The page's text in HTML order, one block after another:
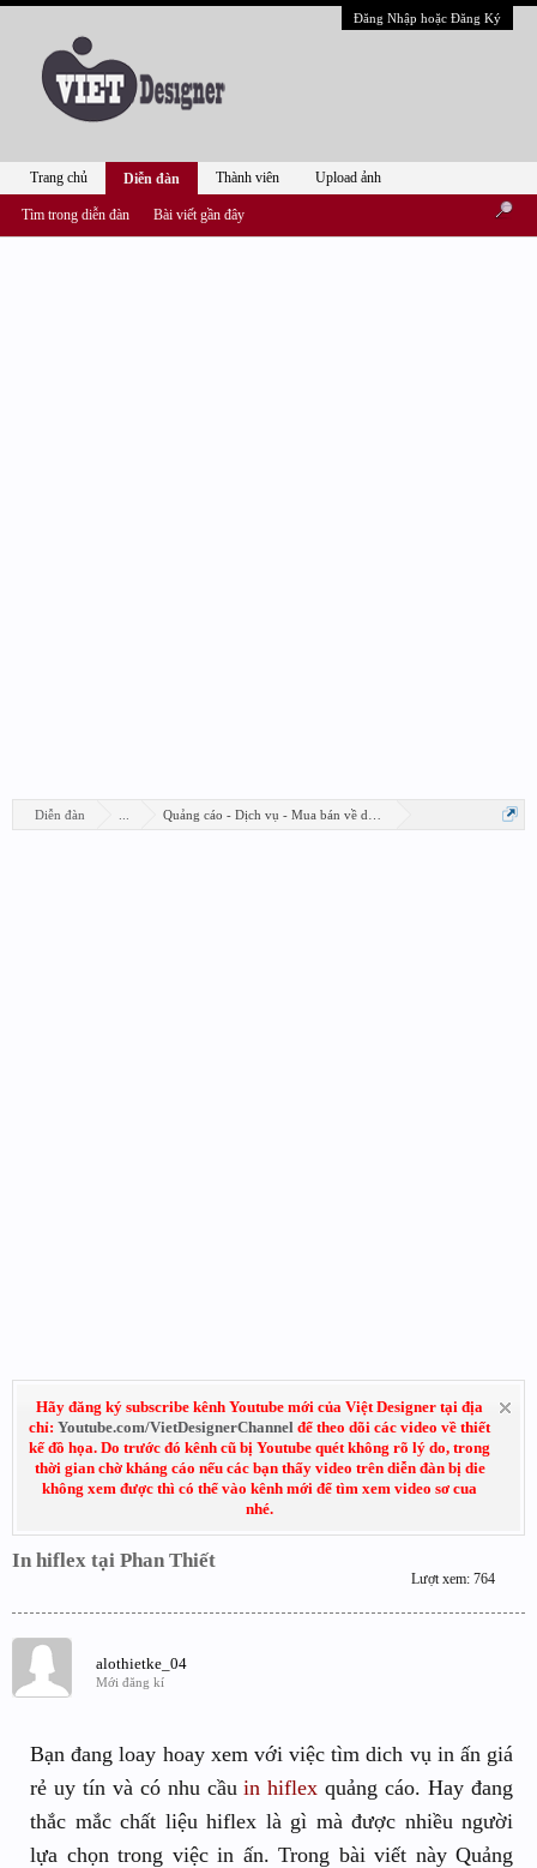
Đăng Nhập hoặc Đăng Ký
Diễn đàn Quảng cáo - Dịch vụ - Mua bán về design
Hãy đăng ký subscribe kênh Youtube mới của Việt Designer tại địa
chỉ: Youtube.com/VietDesignerChannel để theo dõi các video về thiết
kế đồ họa. Do trước đó kênh cũ bị Youtube quét không rõ lý do, trong
thời gian chờ kháng cáo nếu các bạn thấy video trên diễn đàn bị die
không xem được thì có thể vào kênh mới để tìm xem video sơ cua
nhé.
In hiflex tại Phan Thiết
Lượt xem: 764
alothietke_04
Mới đăng kí
Bạn đang loay hoay xem với việc tìm dich vụ in ấn giá
rẻ uy tín và có nhu cầuin hiflex quảng cáo. Hay đang
thắc mắc chất liệu hiflex là gì mà được nhiều người
lựa chọn trong việc in ấn. Trong bài viết này Quảng
Trang chủ Diễn đàn
Tìm trong diễn đàn Bài viết gần đây
Thành viên Upload ảnh